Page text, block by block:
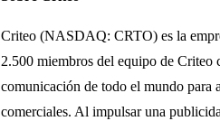
Criteo (NASDAQ: CRTO) es la
2.500 miembros del equipo de Criteo
comunicación de todo el mundo para
comerciales. Al impulsar una